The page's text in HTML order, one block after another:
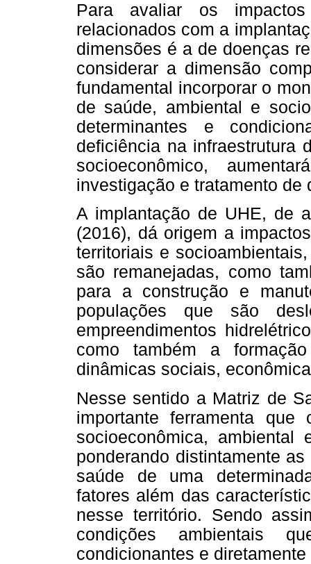
Para avaliar os
relacionados com a
dimensões é a de doenças
considerar a dimensão
fundamental incorporar o
de saúde, ambiental e
determinantes e
deficiência na infraestrutura
socioeconômico,
investigação e tratamento de
A implantação de UHE, de
(2016), dá origem a
territoriais e
são remanejadas, como
para a construção e
populações que são
empreendimentos
como também a
dinâmicas sociais,
Nesse sentido a Matriz de
importante ferramenta
socioeconômica, ambiental
ponderando distintamente
saúde de uma
fatores além das
nesse território. Sendo
condições ambientais
condicionantes e